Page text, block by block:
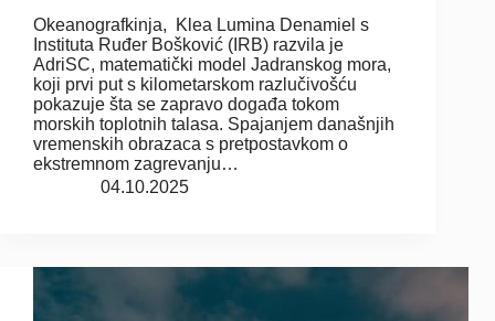
Okeanografkinja, Klea Lumina Denamiel s
Instituta Ruđer Bošković (IRB) razvila je
AdriSC, matematički model Jadranskog mora,
koji prvi put s kilometarskom razlučivošću
pokazuje šta se zapravo događa tokom
morskih toplotnih talasa. Spajanjem današnjih
vremenskih obrazaca s pretpostavkom o
ekstremnom zagrevanju…
04.10.2025